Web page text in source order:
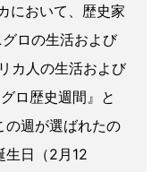
において、歴史家
ロの生活および
カ人の生活および
ロ歴史週間』と
の週が選ばれたの
生日（2月12